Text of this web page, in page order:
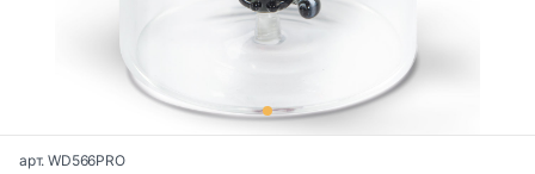
арт. WD566PRO